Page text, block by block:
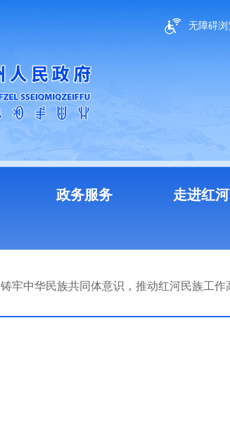
无障碍浏
政务服务 走进红河
铸牢中华民族共同体意识，推动红河民族工作